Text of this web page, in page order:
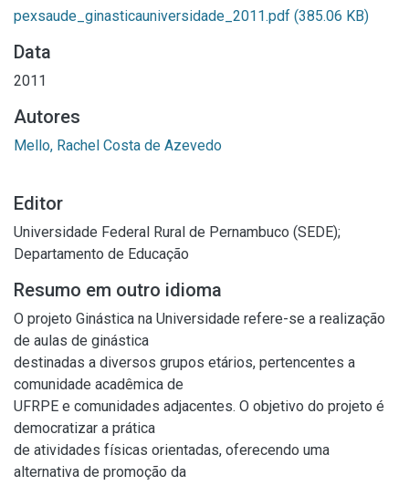
pexsaude_ginasticauniversidade_2011.pdf (385.06 KB)
Data
2011
Autores
Mello, Rachel Costa de Azevedo
Editor
Universidade Federal Rural de Pernambuco (SEDE);
Departamento de Educação
Resumo em outro idioma
O projeto Ginástica na Universidade refere-se a realização
de aulas de ginástica
destinadas a diversos grupos etários, pertencentes a
comunidade acadêmica de
UFRPE e comunidades adjacentes. O objetivo do projeto é
democratizar a prática
de atividades físicas orientadas, oferecendo uma
alternativa de promoção da